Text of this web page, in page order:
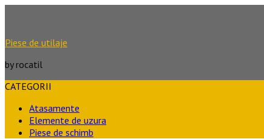
Piese de utilaje
by rocatil
CATEGORII
Atasamente
Elemente de uzura
Piese de schimb